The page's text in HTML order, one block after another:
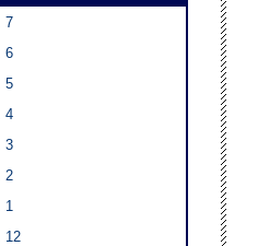
7
6
5
4
3
2
1
12